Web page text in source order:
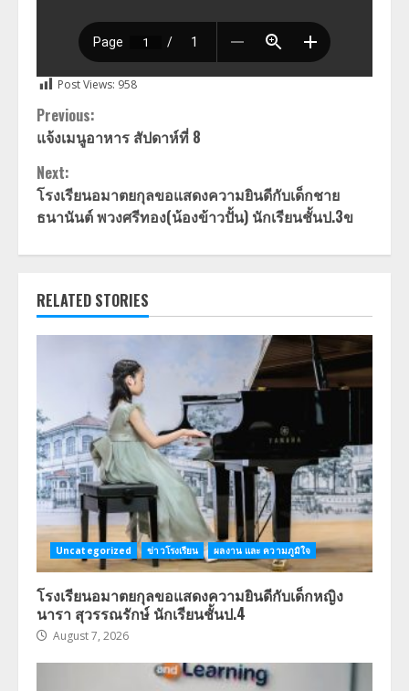
Post Views: 958
Continue
Reading
Previous:
แจ้งเมนูอาหาร สัปดาห์ที่ 8
Next:
โรงเรียนอมาตยกุลขอแสดงความยินดีกับเด็กชาย
ธนานันต์ พวงศรีทอง(น้องข้าวปั้น) นักเรียนชั้นป.3ข
RELATED STORIES
Uncategorized ข่าวโรงเรียน ผลงาน และ ความภูมิใจ
โรงเรียนอมาตยกุลขอแสดงความยินดีกับเด็กหญิง
นารา สุวรรณรักษ์ นักเรียนชั้นป.4
August 7, 2026